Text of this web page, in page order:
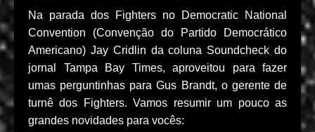
Na parada dos Fighters no Democratic National
Convention (Convenção do Partido Democrático
Americano) Jay Cridlin da coluna Soundcheck do
jornal Tampa Bay Times, aproveitou para fazer
umas perguntinhas para Gus Brandt, o gerente de
turnê dos Fighters. Vamos resumir um pouco as
grandes novidades para vocês: